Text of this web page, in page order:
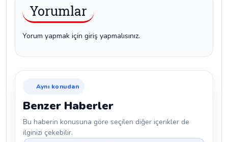
Yorumlar
Yorum yapmak için giriş yapmalısınız.
Aynı konudan
Benzer Haberler
Bu haberin konusuna göre seçilen diğer içerikler de
ilginizi çekebilir.